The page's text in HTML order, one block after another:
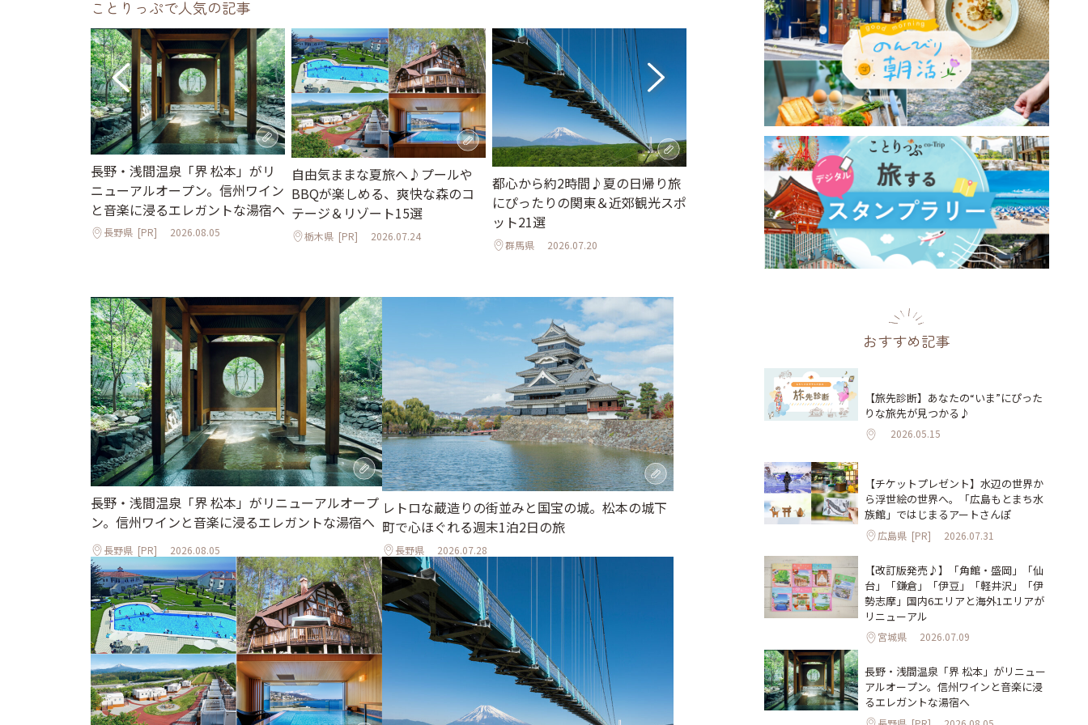
ことりっぷで人気の記事
長野・浅間温泉「界 松本」がリ
ニューアルオープン。信州ワイン
と音楽に浸るエレガントな湯宿へ
長野県 [PR] 2026.08.05
自由気ままな夏旅へ♪プールや
BBQが楽しめる、爽快な森のコ
テージ＆リゾート15選
栃木県 [PR] 2026.07.24
都心から約2時間♪夏の日帰り旅
にぴったりの関東＆近郊観光スポ
ット21選
群馬県 2026.07.20
大人のご褒美温泉宿＆ヴィラ15
選。客室露天風呂や美食に癒やさ
2026.07.17
長野・浅間温泉「界 松本」がリニューアルオープ
ン。信州ワインと音楽に浸るエレガントな湯宿へ
長野県 [PR] 2026.08.05
レトロな蔵造りの街並みと国宝の城。松本の城下
町で心ほぐれる週末1泊2日の旅
長野県 2026.07.28
おすすめ記事
【旅先診断】あなたの“いま”にぴった
りな旅先が見つかる♪
2026.05.15
【チケットプレゼント】水辺の世界か
ら浮世絵の世界へ。「広島もとまち水
族館」ではじまるアートさんぽ
広島県 [PR] 2026.07.31
【改訂版発売♪】「角館・盛岡」「仙
台」「鎌倉」「伊豆」「軽井沢」「伊
勢志摩」国内6エリアと海外1エリアが
リニューアル
宮城県 2026.07.09
長野・浅間温泉「界 松本」がリニュー
アルオープン。信州ワインと音楽に浸
るエレガントな湯宿へ